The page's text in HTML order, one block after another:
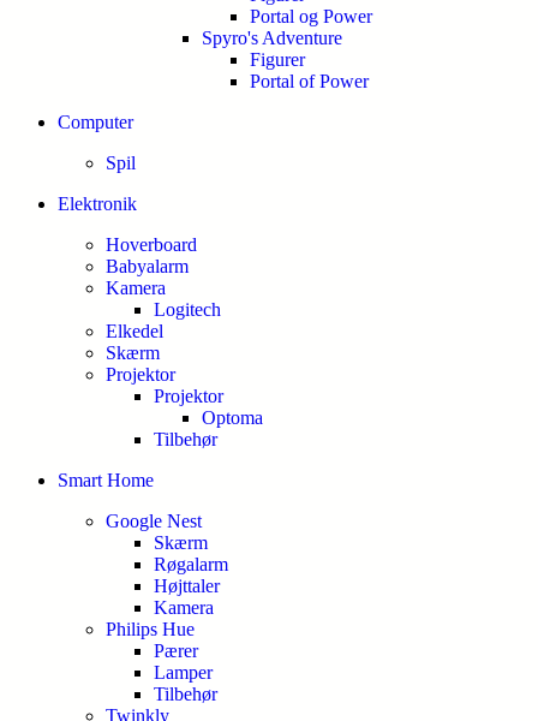
Portal og Power
Spyro's Adventure
Figurer
Portal of Power
Computer
Spil
Elektronik
Hoverboard
Babyalarm
Kamera
Logitech
Elkedel
Skærm
Projektor
Projektor
Optoma
Tilbehør
Smart Home
Google Nest
Skærm
Røgalarm
Højttaler
Kamera
Philips Hue
Pærer
Lamper
Tilbehør
Twinkly